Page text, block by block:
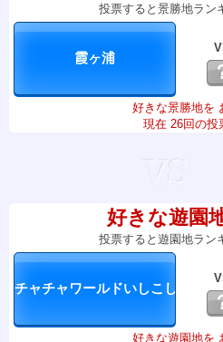
投票すると景勝地ラン
好きな景勝地を
現在 26回の投
好きな遊園
投票すると遊園地ラン
好きな遊園地を